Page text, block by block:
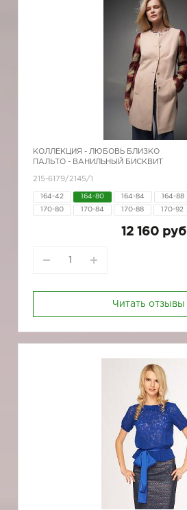
КОЛЛЕКЦИЯ - ЛЮБОВЬ БЛИЗКО
ПАЛЬТО - ВАНИЛЬНЫЙ БИСКВИТ
215-6179/2145/1
164-42 164-80 164-84 164-88
170-80 170-84 170-88 170-92
12 160 руб
Читать отзывы